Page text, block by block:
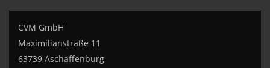
CVM GmbH
Maximilianstraße 11
63739 Aschaffenburg